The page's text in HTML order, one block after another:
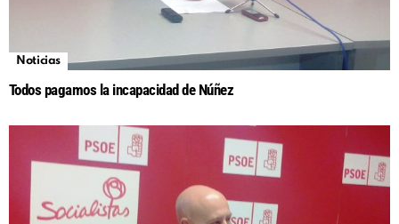
Noticias
Todos pagamos la incapacidad de Núñez